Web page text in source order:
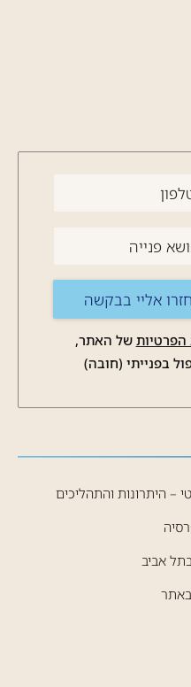
הפרטיות של האתר,
בפנייתי (חובה)
– היתרונות והתהליכים
אביב
באתר